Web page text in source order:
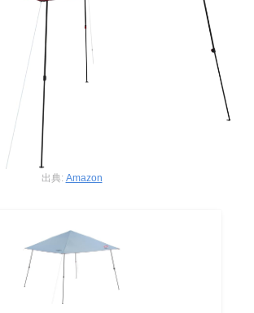
出典: Amazon